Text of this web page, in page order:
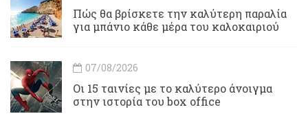
Πώς θα βρίσκετε την καλύτερη παραλία
για μπάνιο κάθε μέρα του καλοκαιριού
07/08/2026
Οι 15 ταινίες με το καλύτερο άνοιγμα
στην ιστορία του box office